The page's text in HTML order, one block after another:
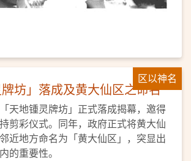
区以神名
牌坊」落成及黄大仙区之命名
天地锺灵牌坊」正式落成揭幕，邀得
剪彩仪式。同年，政府正式将黄大仙
近地方命名为「黄大仙区」，突显出
的重要性。